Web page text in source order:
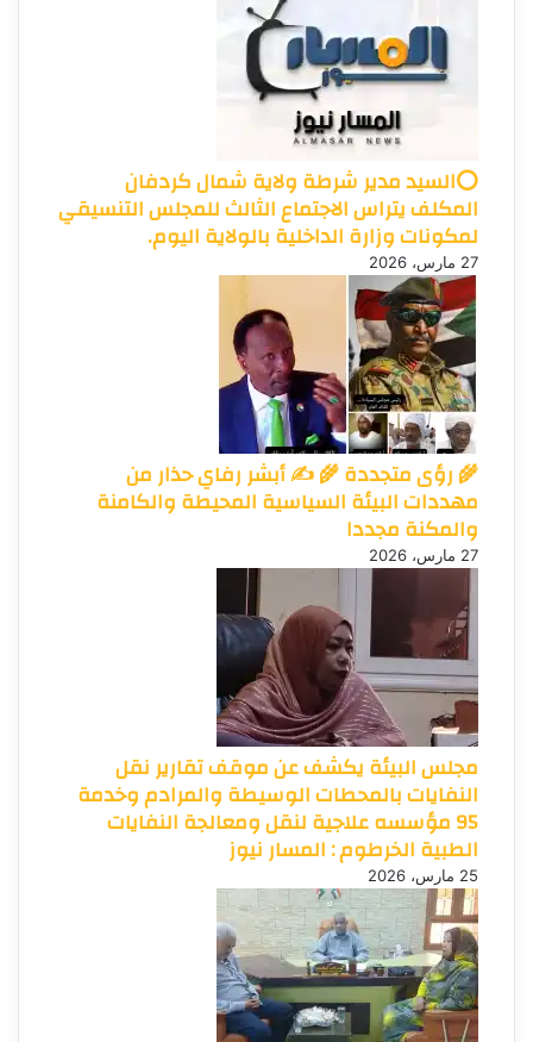
⭕السيد مدير شرطة ولاية شمال كردفان
المكلف يتراس الاجتماع الثالث للمجلس التنسيقي
لمكونات وزارة الداخلية بالولاية اليوم.
27 مارس، 2026
🌾 رؤى متجددة 🌾 ✍️ أبشر رفاي حذار من
مهددات البيئة السياسية المحيطة والكامنة
والمكنة مجددا
27 مارس، 2026
مجلس البيئة يكشف عن موقف تقارير نقل
النفايات بالمحطات الوسيطة والمرادم وخدمة
95 مؤسسه علاجية لنقل ومعالجة النفايات
الطبية الخرطوم : المسار نيوز
25 مارس، 2026